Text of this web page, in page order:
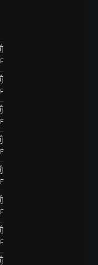
F
F
F
F
F
F
F